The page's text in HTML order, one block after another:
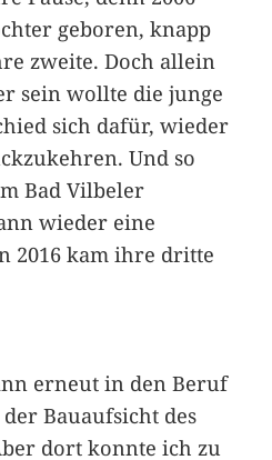
geboren, knapp
zweite. Doch allein
sein wollte die junge
sich dafür, wieder
Und so
Bad Vilbeler
wieder eine
2016 kam ihre dritte
erneut in den Beruf
Bauaufsicht des
dort konnte ich zu